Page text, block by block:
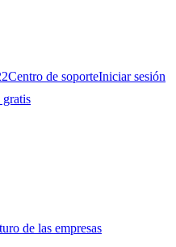
Centro de soporteIniciar sesión
gratis
de las empresas